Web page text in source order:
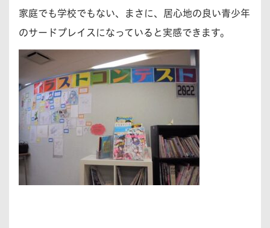
家庭でも学校でもない、まさに、居心地の良い青少年
のサードプレイスになっていると実感できます。